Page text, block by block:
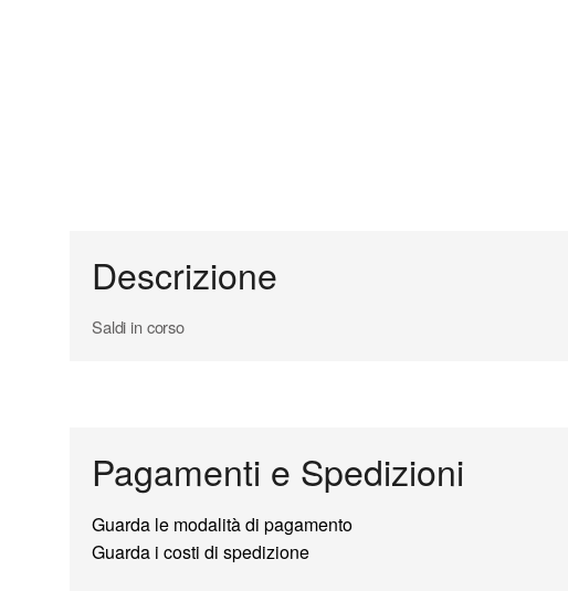
Descrizione
Saldi in corso
Pagamenti e Spedizioni
Guarda le modalità di pagamento
Guarda i costi di spedizione